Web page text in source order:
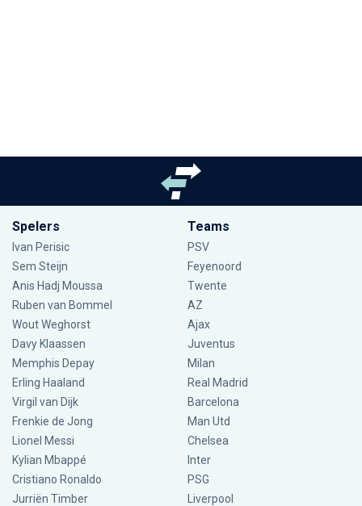
Spelers
Ivan Perisic
Sem Steijn
Anis Hadj Moussa
Ruben van Bommel
Wout Weghorst
Davy Klaassen
Memphis Depay
Erling Haaland
Virgil van Dijk
Frenkie de Jong
Lionel Messi
Kylian Mbappé
Cristiano Ronaldo
Jurriën Timber
Teams
PSV
Feyenoord
Twente
AZ
Ajax
Juventus
Milan
Real Madrid
Barcelona
Man Utd
Chelsea
Inter
PSG
Liverpool